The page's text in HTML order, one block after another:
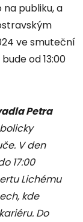
publiku, a
ve smuteční
od 13:00
Petra
V den
17:00
Lichému
kde
Do